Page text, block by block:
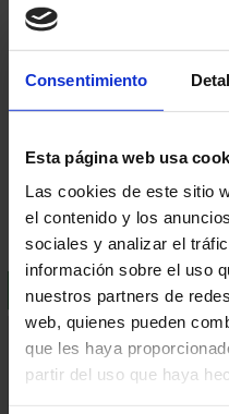
Consentimiento
Esta página web usa
Las cookies de este sitio
el contenido y los
sociales y analizar el
información sobre el uso
nuestros partners de
web, quienes pueden
que les haya
partir del uso que haya
Sichere Zahlung
Zufriedenheit garantiert
BESCHREIBUNG
Eigenschaften:
Dank seiner, mit speziellen
Formel und dem